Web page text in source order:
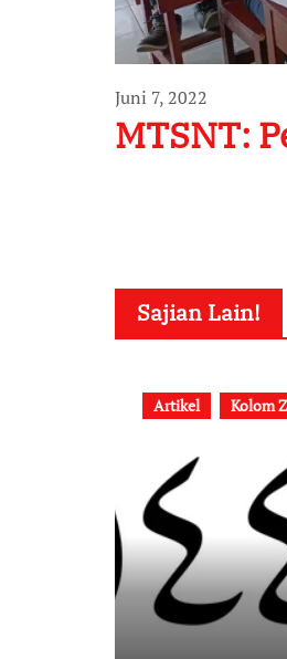
Juni 7, 2022
MTSNT:
Sajian Lain!
Artikel Kolom